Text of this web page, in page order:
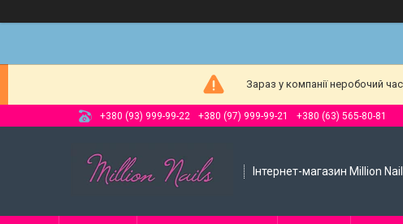
Зараз у компанії неробочий
+380 (93) 999-99-22 +380 (97) 999-99-21 +380 (63) 565-80-81
Інтернет-магазин Million